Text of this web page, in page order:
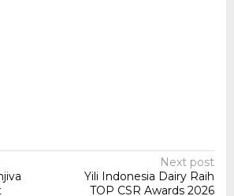
Next post
Yili Indonesia Dairy Raih
TOP CSR Awards 2026